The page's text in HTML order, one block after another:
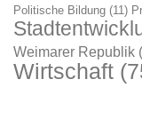
Politische Bildung (11)
Weimarer Republik
Wirtschaft